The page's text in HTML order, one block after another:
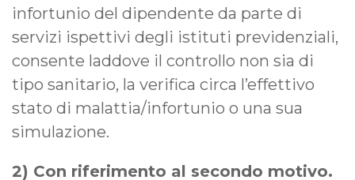
infortunio del dipendente da parte di
servizi ispettivi degli istituti previdenziali,
consente laddove il controllo non sia di
tipo sanitario, la verifica circa l’effettivo
stato di malattia/infortunio o una sua
simulazione.
2) Con riferimento al secondo motivo.